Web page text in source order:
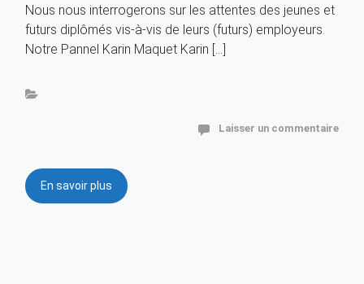
Nous nous interrogerons sur les attentes des jeunes et
futurs diplômés vis-à-vis de leurs (futurs) employeurs.
Notre Pannel Karin Maquet Karin […]
Laisser un commentaire
En savoir plus